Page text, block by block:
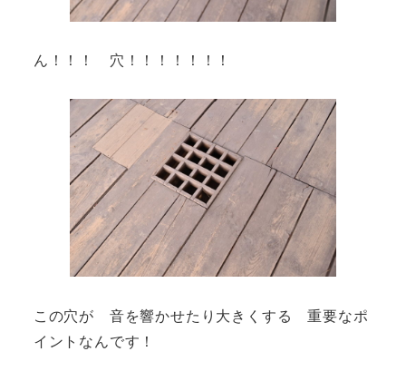
ん！！！ 穴！！！！！！！
この穴が 音を響かせたり大きくする 重要なポ
イントなんです！